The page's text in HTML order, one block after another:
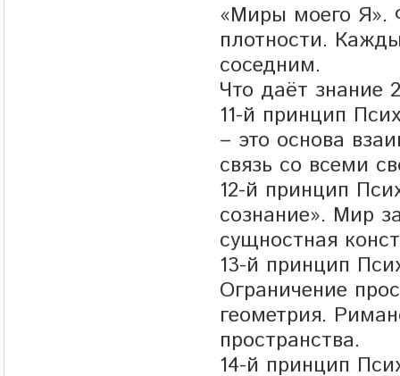
«Миры моего Я».
плотности.
соседним.
Что даёт знание
11-й принцип
– это основа
связь со всеми
12-й принцип
сознание». Мир
сущностная
13-й принцип
Ограничение
геометрия.
пространства.
14-й принцип